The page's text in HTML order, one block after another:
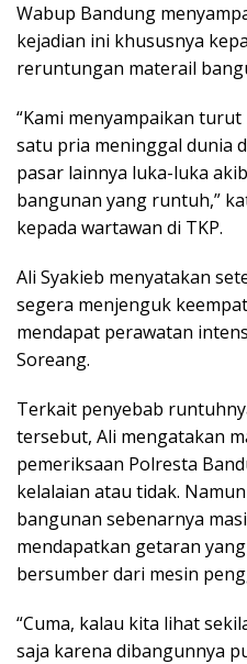
Wabup Bandung
kejadian ini khususnya
reruntungan materail
“Kami menyampaikan
satu pria meninggal dunia
pasar lainnya luka-luka
bangunan yang runtuh,”
kepada wartawan di TKP.
Ali Syakieb menyatakan
segera menjenguk
mendapat perawatan
Soreang.
Terkait penyebab
tersebut, Ali mengatakan
pemeriksaan Polresta
kelalaian atau tidak.
bangunan sebenarnya
mendapatkan getaran
bersumber dari mesin
“Cuma, kalau kita lihat
saja karena dibangunnya